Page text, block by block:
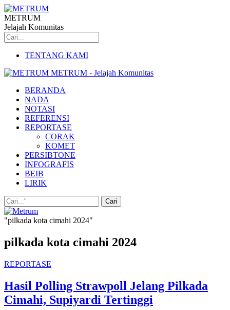
METRUM
Jelajah Komunitas
TENTANG KAMI
METRUM - Jelajah Komunitas
BERANDA
NADA
NOTASI
REFERENSI
REPORTASE
CORAK
KOMET
PERSIBTONE
INFOGRAFIS
BEIB
LIRIK
"pilkada kota cimahi 2024"
pilkada kota cimahi 2024
REPORTASE
Hasil Polling Strawpoll Jelang Pilkada
Cimahi, Supiyardi Tertinggi